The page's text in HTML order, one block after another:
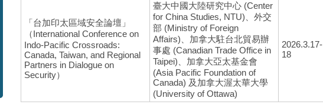
「台加印太區域安全論壇」
（International Conference on
Indo-Pacific Crossroads:
Canada, Taiwan, and Regional
Partners in Dialogue on
Security）
臺大中國大陸研究中心 (Center
for China Studies, NTU)、外交
部 (Ministry of Foreign
Affairs)、加拿大駐台北貿易辦
事處 (Canadian Trade Office in
Taipei)、加拿大亞太基金會
(Asia Pacific Foundation of
Canada) 及加拿大渥太華大學
(University of Ottawa)
2026.3.17-
18